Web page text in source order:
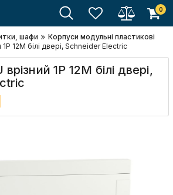
0
шафи
Корпуси модульні пластикові
1Р 12М білі двері, Schneider Electric
1Р 12М білі двері,